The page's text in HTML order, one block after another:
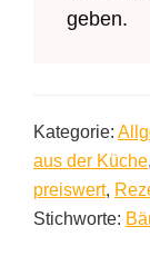
geben.
Kategorie:
aus der Küche,
preiswert,
Stichworte: